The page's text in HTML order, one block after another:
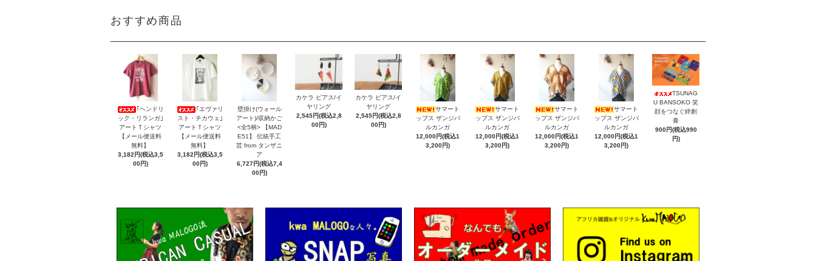
おすすめ商品
｢ヘンドリ
ック・リランガ｣
アートＴシャツ
【メール便送料
無料】
3,182円(税込3,5
00円)
｢エヴァリ
スト・チカウェ｣
アートＴシャツ
【メール便送料
無料】
3,182円(税込3,5
00円)
壁掛け(ウォール
アート)/収納かご
<全5柄> 【MAD
E51】 伝統手工
芸 from タンザニ
ア
6,727円(税込7,4
00円)
カケラ ピアス/イ
ヤリング
2,545円(税込2,8
00円)
カケラ ピアス/イ
ヤリング
2,545円(税込2,8
00円)
サマート
ップス ザンジバ
ルカンガ
12,000円(税込1
3,200円)
サマート
ップス ザンジバ
ルカンガ
12,000円(税込1
3,200円)
サマート
ップス ザンジバ
ルカンガ
12,000円(税込1
3,200円)
サマート
ップス ザンジバ
ルカンガ
12,000円(税込1
3,200円)
TSUNAG
U BANSOKO 笑
顔をつなぐ絆創
膏
900円(税込990
円)